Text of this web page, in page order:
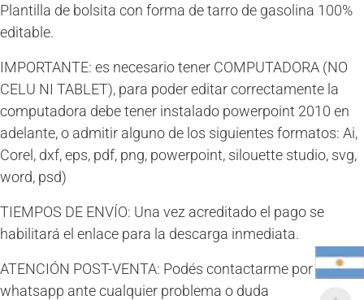
Plantilla de bolsita con forma de tarro de gasolina 100%
editable.
IMPORTANTE: es necesario tener COMPUTADORA (NO
CELU NI TABLET), para poder editar correctamente la
computadora debe tener instalado powerpoint 2010 en
adelante, o admitir alguno de los siguientes formatos: Ai,
Corel, dxf, eps, pdf, png, powerpoint, silouette studio, svg,
word, psd)
TIEMPOS DE ENVÍO: Una vez acreditado el pago se
habilitará el enlace para la descarga inmediata.
ATENCIÓN POST-VENTA: Podés contactarme por
whatsapp ante cualquier problema o duda